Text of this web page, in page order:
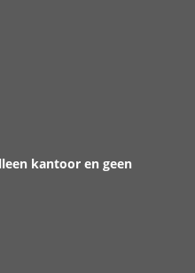
kantoor en geen